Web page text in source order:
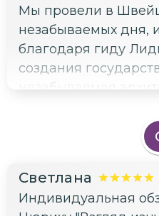
Мы провели в
незабываемых дня,
благодаря гиду
создания
незабываемая
Лихтенштейн и
необыкновенной
течение нашей
посещение музеев,
Светлана
Индивидуальная